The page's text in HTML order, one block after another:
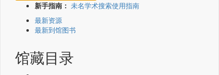
新手指南： 未名学术搜索使用指南
最新资源
最新到馆图书
馆藏目录